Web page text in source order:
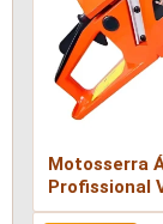
Motosserra
Profissional